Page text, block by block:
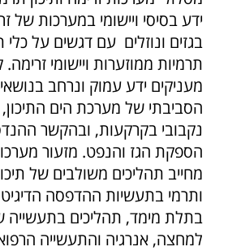
ידע בסיסי ויישומי במערכות של
בגזים ונוזלים עם דגשים על כלי
תרמיות ממוזערות ויישומי
מעניקים ידע עמוק ונרחב
הסביבתי של מערכת הים התיכון,
נקבובי בקרקעות, ובהקשר
הספקת הגז והנפט. מזעור
מחייב תהליכים משולבים של
ותרמי בתעשיות ההדפסה
בתלת מימד, תהליכים בתעשייה
למחצה, אנרגיה והתעשייה